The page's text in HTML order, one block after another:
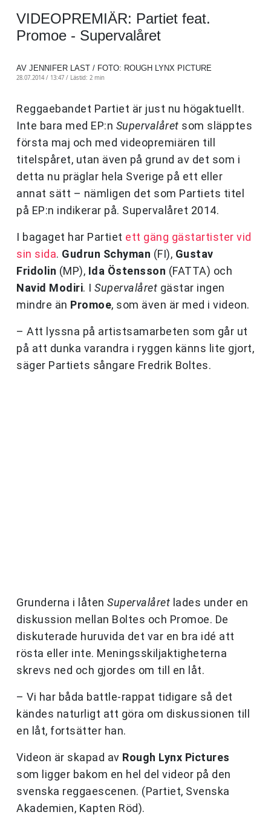
VIDEOPREMIÄR: Partiet feat.
Promoe - Supervalåret
AV JENNIFER LAST / FOTO: ROUGH LYNX PICTURE
28.07.2014 / 13:47 / Lästid: 2 min
Reggaebandet Partiet är just nu högaktuellt.
Inte bara med EP:n Supervalåret som släpptes
första maj och med videopremiären till
titelspåret, utan även på grund av det som i
detta nu präglar hela Sverige på ett eller
annat sätt – nämligen det som Partiets titel
på EP:n indikerar på. Supervalåret 2014.
I bagaget har Partiet ett gäng gästartister vid
sin sida. Gudrun Schyman (FI), Gustav
Fridolin (MP), Ida Östensson (FATTA) och
Navid Modiri. I Supervalåret gästar ingen
mindre än Promoe, som även är med i videon.
– Att lyssna på artistsamarbeten som går ut
på att dunka varandra i ryggen känns lite gjort,
säger Partiets sångare Fredrik Boltes.
Grunderna i låten Supervalåret lades under en
diskussion mellan Boltes och Promoe. De
diskuterade huruvida det var en bra idé att
rösta eller inte. Meningsskiljaktigheterna
skrevs ned och gjordes om till en låt.
– Vi har båda battle-rappat tidigare så det
kändes naturligt att göra om diskussionen till
en låt, fortsätter han.
Videon är skapad av Rough Lynx Pictures
som ligger bakom en hel del videor på den
svenska reggaescenen. (Partiet, Svenska
Akademien, Kapten Röd).